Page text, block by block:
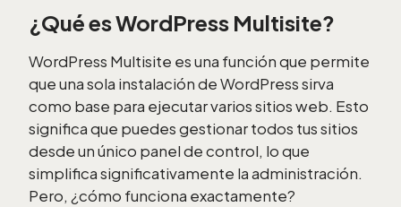
¿Qué es WordPress Multisite?
WordPress Multisite es una función que permite
que una sola instalación de WordPress sirva
como base para ejecutar varios sitios web. Esto
significa que puedes gestionar todos tus sitios
desde un único panel de control, lo que
simplifica significativamente la administración.
Pero, ¿cómo funciona exactamente?